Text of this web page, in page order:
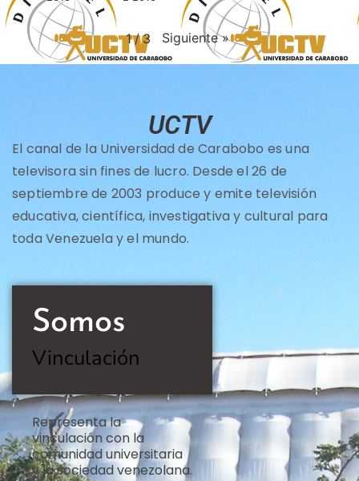
1 / 3 Siguiente »
UCTV
El canal de la Universidad de Carabobo es una
televisora sin fines de lucro. Desde el 26 de
septiembre de 2003 produce y emite televisión
educativa, científica, investigativa y cultural para
toda Venezuela y el mundo.
Somos
Vinculación
Representa la
vinculación con la
comunidad universitaria
y la sociedad venezolana.